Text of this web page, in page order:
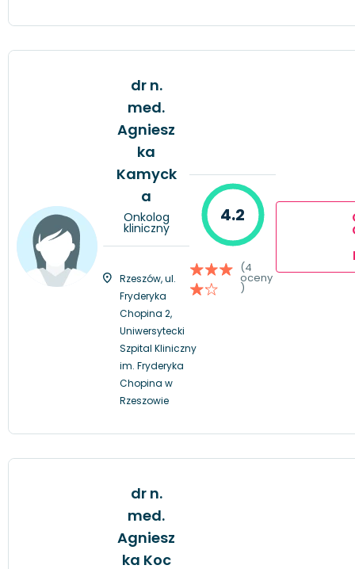
dr n.
med.
Agniesz
ka
Kamyck
a
Onkolog
kliniczny
Rzeszów, ul.
Fryderyka
Chopina 2,
Uniwersytecki
Szpital Kliniczny
im. Fryderyka
Chopina w
Rzeszowie
4.2
(4
oceny
)
dr n.
med.
Agniesz
ka Koc